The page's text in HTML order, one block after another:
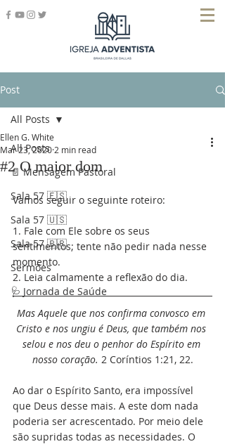
Post
All Posts
📄 Mensagem Pastoral
Sala 57 🇪🇸
Sala 57 🇺🇸
Sala 57 🇧🇷
Sermões
🩺 Jornada de Saúde
All Posts
#2 O maior dom
Ellen G. White
Mar 23, 2020 2 min read
Vamos seguir o seguinte roteiro:
1. Fale com Ele sobre os seus
sentimentos; tente não pedir nada nesse
momento.
2. Leia calmamente a reflexão do dia.
Mas Aquele que nos confirma convosco em
Cristo e nos ungiu é Deus, que também nos
selou e nos deu o penhor do Espírito em
nosso coração. 2 Coríntios 1:21, 22.
Ao dar o Espírito Santo, era impossível
que Deus desse mais. A este dom nada
poderia ser acrescentado. Por meio dele
são supridas todas as necessidades. O